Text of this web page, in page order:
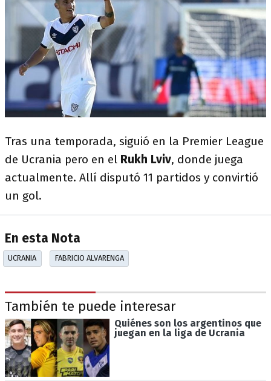
Tras una temporada, siguió en la Premier League
de Ucrania pero en el Rukh Lviv, donde juega
actualmente. Allí disputó 11 partidos y convirtió
un gol.
En esta Nota
UCRANIA FABRICIO ALVARENGA
También te puede interesar
Quiénes son los argentinos que
juegan en la liga de Ucrania